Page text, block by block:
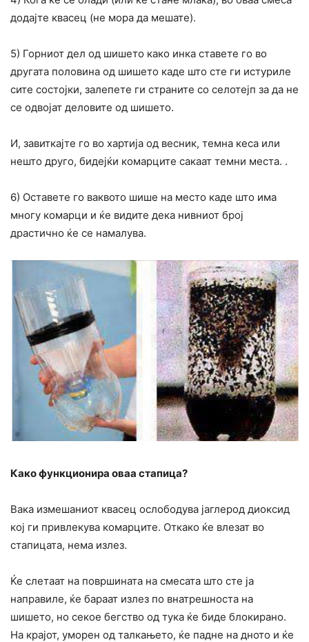
додајте квасец (не мора да мешате).
5) Горниот дел од шишето како инка ставете го во
другата половина од шишето каде што сте ги истуриле
сите состојки, залепете ги страните со селотејп за да не
се одвојат деловите од шишето.
И, завиткајте го во хартија од весник, темна кеса или
нешто друго, бидејќи комарците сакаат темни места. .
6) Оставете го ваквото шише на место каде што има
многу комарци и ќе видите дека нивниот број
драстично ќе се намалува.
Како функционира оваа стапица?
Вака измешаниот квасец ослободува јаглерод диоксид
кој ги привлекува комарците. Откако ќе влезат во
стапицата, нема излез.
Ќе слетаат на површината на смесата што сте ја
направиле, ќе бараат излез по внатрешноста на
шишето, но секое бегство од тука ќе биде блокирано.
На крајот, уморен од талкањето, ќе падне на дното и ќе